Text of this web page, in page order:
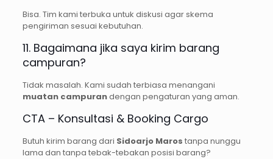
Bisa. Tim kami terbuka untuk diskusi agar skema
pengiriman sesuai kebutuhan.
11. Bagaimana jika saya kirim barang
campuran?
Tidak masalah. Kami sudah terbiasa menangani
muatan campurandengan pengaturan yang aman.
CTA – Konsultasi & Booking Cargo
Butuh kirim barang dari Sidoarjo Maros tanpa nunggu
lama dan tanpa tebak-tebakan posisi barang?